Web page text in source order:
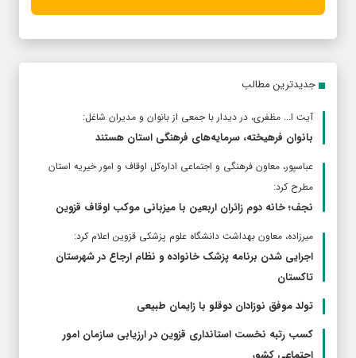
جدیدترین مطالب
آیت ا... مظفری، در دیدار با جمعی از بانوان و مدیران شاغل:
بانوان فرهیخته، سرمایه‌های فرهنگی استان هستند
عباسپور، معاون فرهنگی و اجتماعی اداره‌کل اوقاف و امور خیریه استان
مطرح كرد:
نجف؛ خانه دوم زائران اربعین با میزبانی موکب اوقاف قزوین
ميرزاده، معاون بهداشت دانشگاه علوم پزشکی قزوین اعلام کرد:
اجرایی شدن برنامه پزشک خانواده و نظام ارجاع در شهرستان
تاکستان
تولد موفق نوزادان دوقلو با زایمان طبیعی
کسب رتبه نخست استانداری قزوین در ارزیابی سازمان امور